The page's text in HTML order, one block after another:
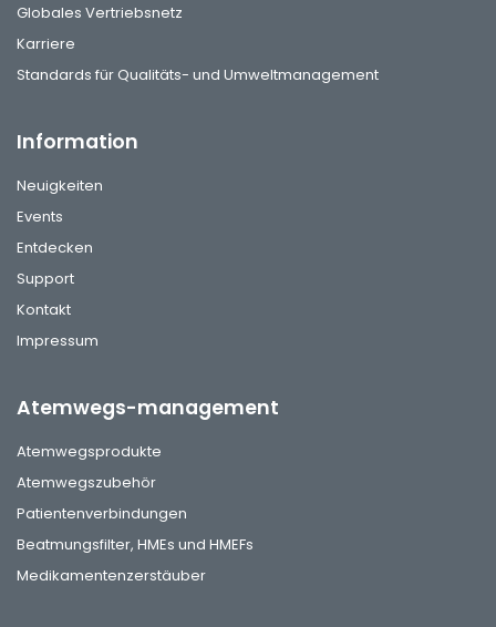
Globales Vertriebsnetz
Karriere
Standards für Qualitäts- und Umweltmanagement
Information
Neuigkeiten
Events
Entdecken
Support
Kontakt
Impressum
Atemwegs-management
Atemwegsprodukte
Atemwegszubehör
Patientenverbindungen
Beatmungsfilter, HMEs und HMEFs
Medikamentenzerstäuber